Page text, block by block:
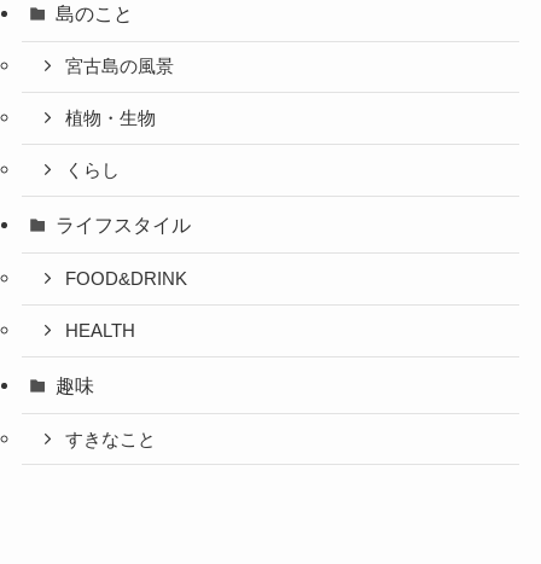
島のこと
宮古島の風景
植物・生物
くらし
ライフスタイル
FOOD&DRINK
HEALTH
趣味
すきなこと